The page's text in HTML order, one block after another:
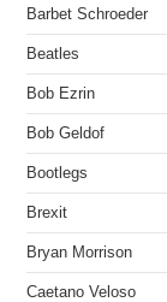
Barbet Schroeder
Beatles
Bob Ezrin
Bob Geldof
Bootlegs
Brexit
Bryan Morrison
Caetano Veloso